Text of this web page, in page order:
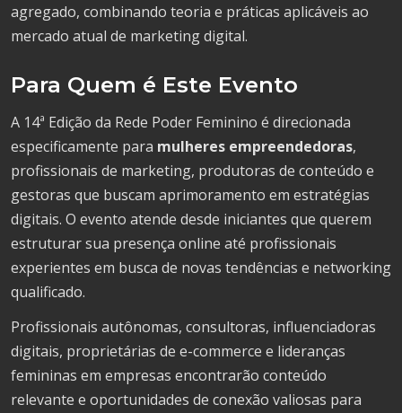
agregado, combinando teoria e práticas aplicáveis ao
mercado atual de marketing digital.
Para Quem é Este Evento
A 14ª Edição da Rede Poder Feminino é direcionada
especificamente para mulheres empreendedoras,
profissionais de marketing, produtoras de conteúdo e
gestoras que buscam aprimoramento em estratégias
digitais. O evento atende desde iniciantes que querem
estruturar sua presença online até profissionais
experientes em busca de novas tendências e networking
qualificado.
Profissionais autônomas, consultoras, influenciadoras
digitais, proprietárias de e-commerce e lideranças
femininas em empresas encontrarão conteúdo
relevante e oportunidades de conexão valiosas para